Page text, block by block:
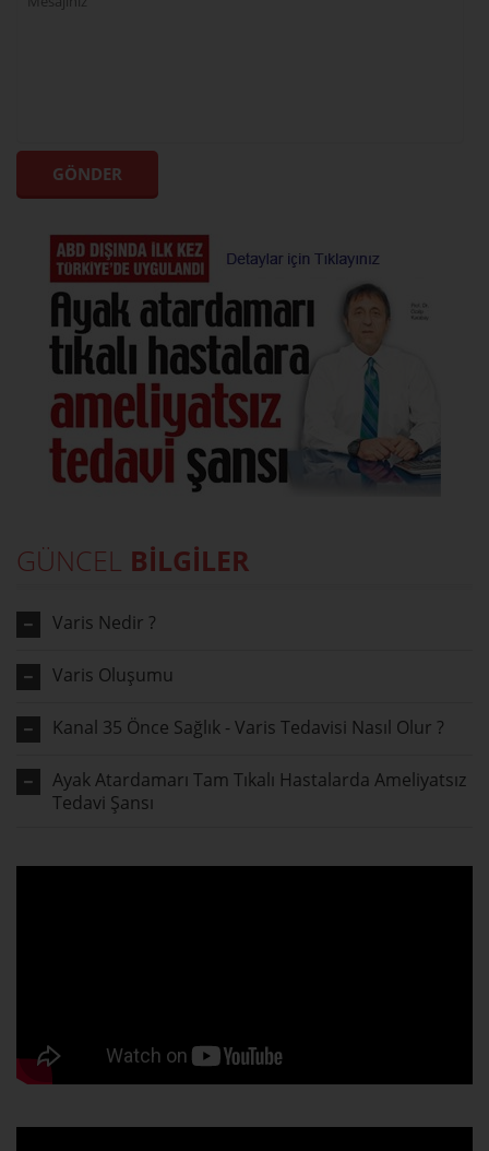
GÜNCEL BİLGİLER
Varis Nedir ?
Varis Oluşumu
Kanal 35 Önce Sağlık - Varis Tedavisi Nasıl Olur ?
Ayak Atardamarı Tam Tıkalı Hastalarda Ameliyatsız
Tedavi Şansı